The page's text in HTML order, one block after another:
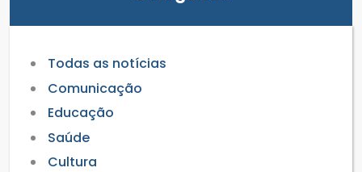
Todas as notícias
Comunicação
Educação
Saúde
Cultura